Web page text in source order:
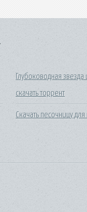
Глубоководная звезда
скачать торрент
Скачать песочницу для